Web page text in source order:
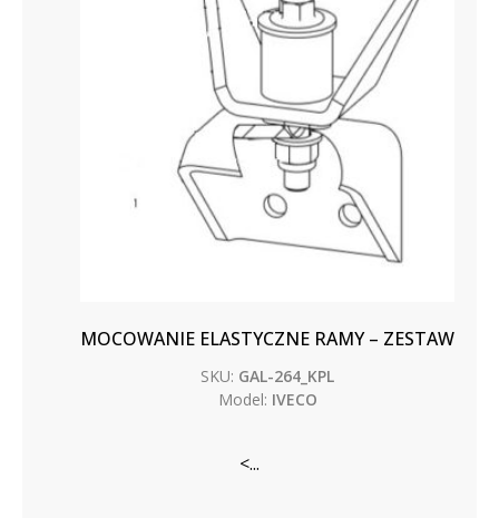
MOCOWANIE ELASTYCZNE RAMY – ZESTAW
SKU: GAL-264_KPL
Model: IVECO
<...